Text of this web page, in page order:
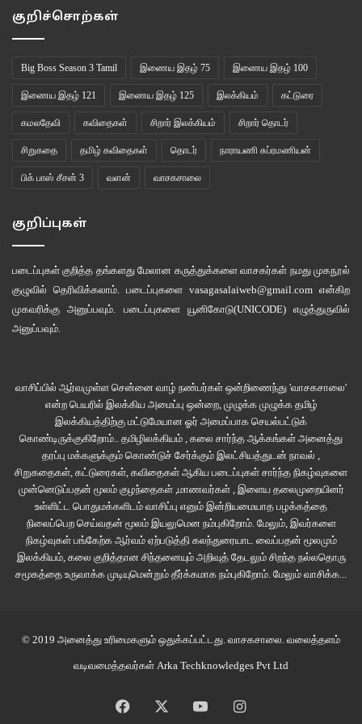
2000 ஆண்டுகள் பழமையானது” என ஆரம்பிக்கும் போதே அந்த கோவில்
“இது பல்லவர்களால் செய்யப்பட்டது. இரண்டாயிரம் வருஷத்தது. இராமன்,
அங்கிருந்து வெளியே வந்து சர்க்கரைப் பொங்கல் வாங்கி சாப்பிடும் போது
ஆண்டாள் அருளிய திருப்பாவையை அடியார் ஒருவர் பாடிக்கொண்டிருந்தது
கோதண்டராமர் சுவாமி ஆலயத்தில் வரலாறு பாடத்தை நம்மால் கற்றுக்கொள்ள
குறிச்சொற்கள்
Big Boss Season 3 Tamil இணைய இதழ் 75 இணைய இதழ் 100
இணைய இதழ் 121 இணைய இதழ் 125 இலக்கியம் கட்டுரை
கமலதேவி கவிதைகள் சிறார் இலக்கியம் சிறார் தொடர்
சிறுகதை தமிழ் கவிதைகள் தொடர் நாராயணி சுப்ரமணியன்
பிக் பாஸ் சீசன் 3 வளன் வாசகசாலை
குறிப்புகள்
படைப்புகள் குறித்த தங்களது மேலான கருத்துக்களை வாசகர்கள் நமது முகநூல்
குழுவில் தெரிவிக்கலாம். படைப்புகளை vasagasalaiweb@gmail.com என்கிற
முகவரிக்கு அனுப்பவும். படைப்புகளை யூனிகோடு(UNICODE)எழுத்துருவில்
அனுப்பவும்.
வாசிப்பில் ஆர்வமுள்ள சென்னை வாழ் நண்பர்கள் ஒன்றிணைந்து 'வாசகசாலை'
என்ற பெயரில் இலக்கிய அமைப்பு ஒன்றை, முழுக்க முழுக்க தமிழ்
இலக்கியத்திற்கு மட்டுமேயான ஓர் அமைப்பாக செயல்பட்டுக்
கொண்டிருக்குகிறோம்.. தமிழிலக்கியம் , கலை சார்ந்த ஆக்கங்கள் அனைத்து
தரப்பு மக்களுக்கும் கொண்டுச் சேர்க்கும் இலட்சியத்துடன் நாவல் ,
சிறுகதைகள், கட்டுரைகள், கவிதைகள் ஆகிய படைப்புகள் சார்ந்த நிகழ்வுகளை
முன்னெடுப்பதன் மூலம் குழந்தைகள் ,மாணவர்கள் , இளைய தலைமுறையினர்
உள்ளிட்ட பொதுமக்களிடம் வாசிப்பு எனும் இன்றியமையாத பழக்கத்தை
நிலைப்பெற செய்வதன் மூலம் இயலுமென நம்புகிறோம். மேலும், இவர்களை
நிகழ்வுகள் பங்கேற்க ஆர்வம் ஏற்படுத்தி கலந்துரையாட வைப்பதன் மூலமும்
இலக்கியம், கலை குறித்தான சிந்தனையும் அறிவுத் தேடலும் சிறந்த நல்லதொரு
சமூகத்தை உருவாக்க முடியுமென்றும் தீர்க்கமாக நம்புகிறோம். மேலும் வாசிக்க...
© 2019 அனைத்து உரிமைகளும் ஒதுக்கப்பட்டது. வாசகசாலை . வலைத்தளம்
வடிவமைத்தவர்கள் Arka Techknowledges Pvt Ltd
Facebook YouTubeInstagram